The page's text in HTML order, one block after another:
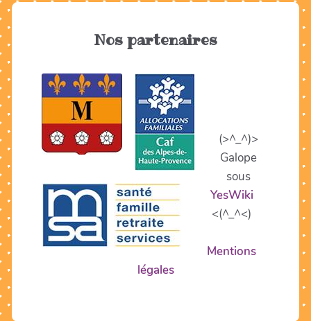
Nos partenaires
(>^_^)>
Galope
sous
YesWiki
<(^_^<)
Mentions
légales